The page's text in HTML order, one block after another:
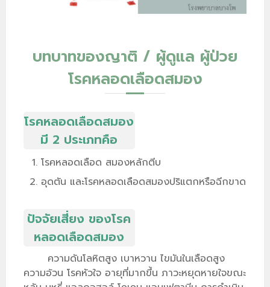
บทบาทของญาติ / ผู้ดูแล ผู้ป่วย
โรคหลอดเลือดสมอง
โรคหลอดเลือดสมอง
มี 2 ประเภทคือ
โรคหลอดเลือด สมองหลักตีบ
อุดตัน และโรคหลอดเลือดสมองปริแตกหรือฉีกขาด
ปัจจัยเสี่ยง ของโรค
หลอดเลือดสมอง
ความดันโลหิตสูง เบาหวาน ไขมันในเลือดสูง
ความอ้วน โรคหัวใจ อายุที่มากขึ้น ภาวะหยุดหายใจขณะ